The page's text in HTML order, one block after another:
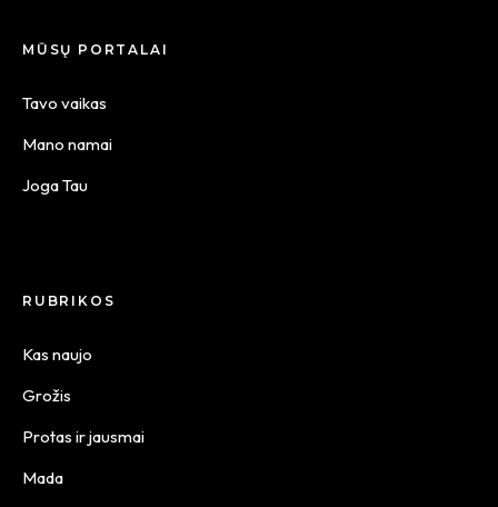
MŪSŲ PORTALAI
Tavo vaikas
Mano namai
Joga Tau
RUBRIKOS
Kas naujo
Grožis
Protas ir jausmai
Mada